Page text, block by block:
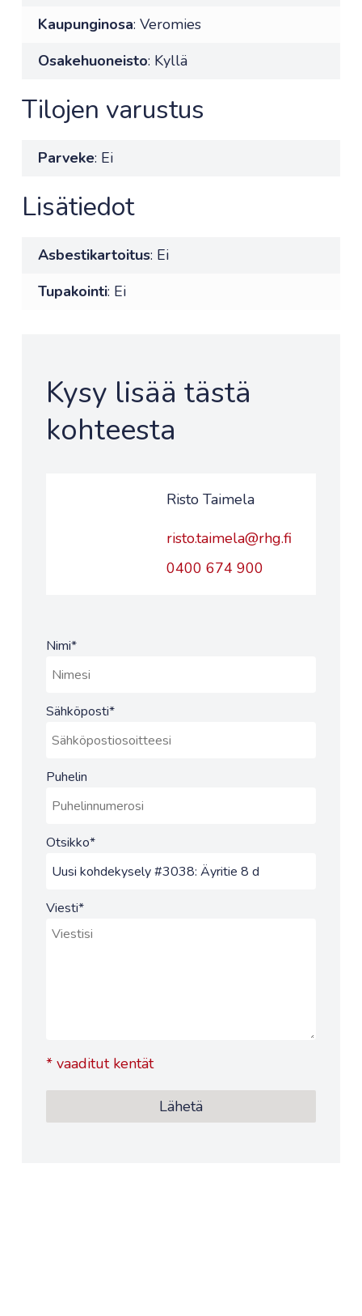
Kaupunginosa: Veromies
Osakehuoneisto: Kyllä
Tilojen varustus
Parveke: Ei
Lisätiedot
Asbestikartoitus: Ei
Tupakointi: Ei
Kysy lisää tästä
kohteesta
Risto Taimela
risto.taimela@rhg.fi
0400 674 900
Nimi*
Sähköposti*
Puhelin
Otsikko*
Viesti*
*vaaditut kentät